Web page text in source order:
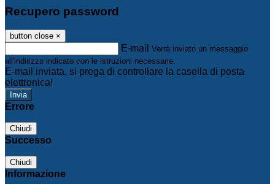
Recupero password
button close ×
E-mail Verrà inviato un messaggio
all'indirizzo indicato con le istruzioni necessarie.
E-mail inviata, si prega di controllare la casella di posta
elettronica!
Errore
Chiudi
Successo
Chiudi
Informazione